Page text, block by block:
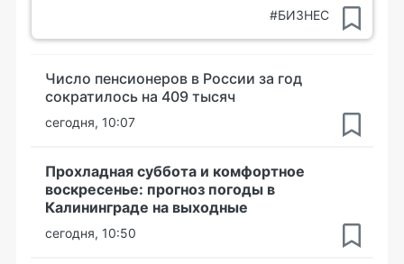
#БИЗНЕС
Число пенсионеров в России за год
сократилось на 409 тысяч
сегодня, 10:07
Прохладная суббота и комфортное
воскресенье: прогноз погоды в
Калининграде на выходные
сегодня, 10:50